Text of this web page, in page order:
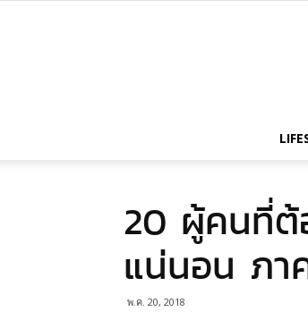
20 ผู้คนที่ต้
แน่นอน ภา
พ.ค. 20, 2018